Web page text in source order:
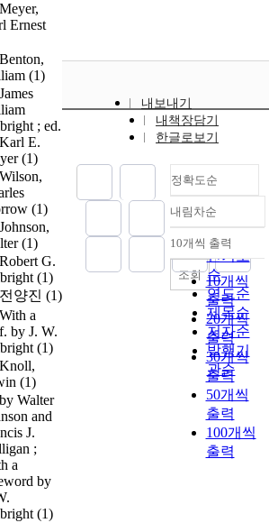
Meyer,
Ernest
Benton,
(1)
James
; ed.
E.
(1)
Wilson,
(1)
Johnson,
(1)
Robert G.
(1)
전양진 (1)
With a
by J. W.
(1)
Knoll,
(1)
by Walter
and
J.
;
a
by
(1)
내보내기
내책장담기
한글로보기
정확도순
정확도
순
인기도
순
연도순
제목순
저자순
발행기
관순
내림차순
내림차순
10개씩 출력
10개씩
출력
20개씩
출력
30개씩
출력
50개씩
출력
100개씩
출력
조회